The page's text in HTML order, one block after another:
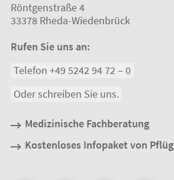
Röntgenstraße 4
33378 Rheda-Wiedenbrück
Rufen Sie uns an:
Telefon +49 5242 94 72 – 0
Oder schreiben Sie uns.
Medizinische Fachberatung
Kostenloses Infopaket von